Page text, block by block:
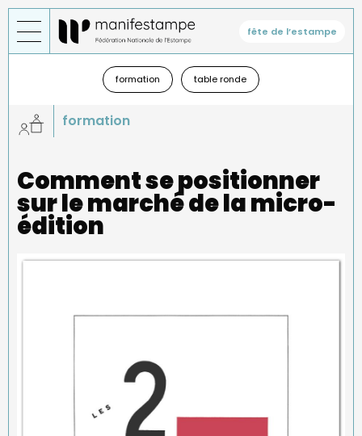
Aller
au
contenu
fête de l’estampe
Général
—
sous-
formation table ronde
formation
Comment se positionner
sur le marché de la micro-
édition